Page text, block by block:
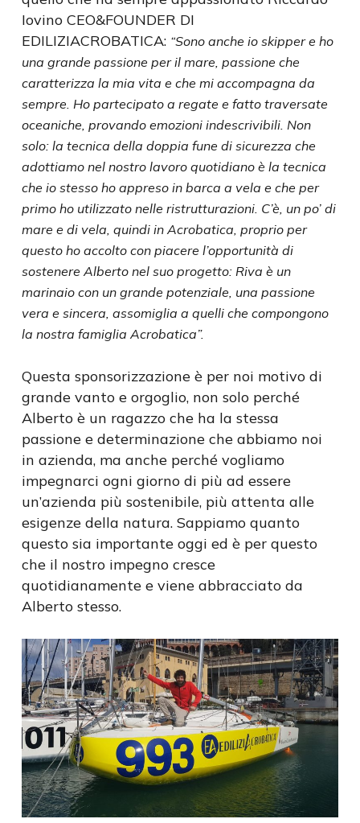
Iovino CEO&FOUNDER DI
EDILIZIACROBATICA: “Sono anche io skipper e ho
una grande passione per il mare, passione che
caratterizza la mia vita e che mi accompagna da
sempre. Ho partecipato a regate e fatto traversate
oceaniche, provando emozioni indescrivibili. Non
solo: la tecnica della doppia fune di sicurezza che
adottiamo nel nostro lavoro quotidiano è la tecnica
che io stesso ho appreso in barca a vela e che per
primo ho utilizzato nelle ristrutturazioni. C’è, un po’ di
mare e di vela, quindi in Acrobatica, proprio per
questo ho accolto con piacere l’opportunità di
sostenere Alberto nel suo progetto: Riva è un
marinaio con un grande potenziale, una passione
vera e sincera, assomiglia a quelli che compongono
la nostra famiglia Acrobatica”.
Questa sponsorizzazione è per noi motivo di
grande vanto e orgoglio, non solo perché
Alberto è un ragazzo che ha la stessa
passione e determinazione che abbiamo noi
in azienda, ma anche perché vogliamo
impegnarci ogni giorno di più ad essere
un’azienda più sostenibile, più attenta alle
esigenze della natura. Sappiamo quanto
questo sia importante oggi ed è per questo
che il nostro impegno cresce
quotidianamente e viene abbracciato da
Alberto stesso.